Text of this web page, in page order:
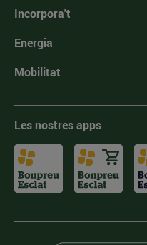
Incorpora't
Energia
Mobilitat
Les nostres apps